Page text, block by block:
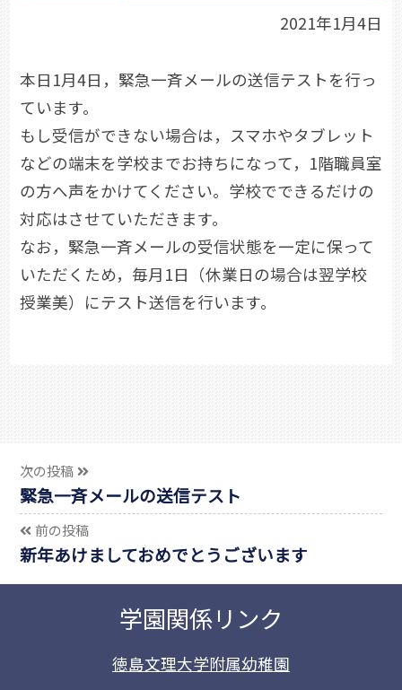
2021年1月4日
本日1月4日，緊急一斉メールの送信テストを行っ
ています。
もし受信ができない場合は，スマホやタブレット
などの端末を学校までお持ちになって，1階職員室
の方へ声をかけてください。学校でできるだけの
対応はさせていただきます。
なお，緊急一斉メールの受信状態を一定に保って
いただくため，毎月1日（休業日の場合は翌学校
授業美）にテスト送信を行います。
次の投稿
緊急一斉メールの送信テスト
前の投稿
新年あけましておめでとうございます
学園関係リンク
徳島文理大学附属幼稚園